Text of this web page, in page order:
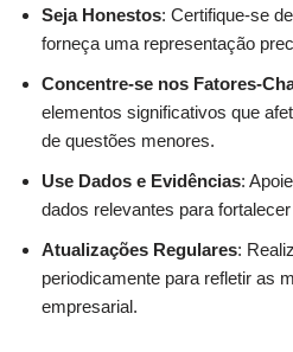
Seja Honestos: Certifique-se
forneça uma representação
Concentre-se nos Fatores-
elementos significativos que
de questões menores.
Use Dados e Evidências:
dados relevantes para
Atualizações Regulares:
periodicamente para refletir as
empresarial.